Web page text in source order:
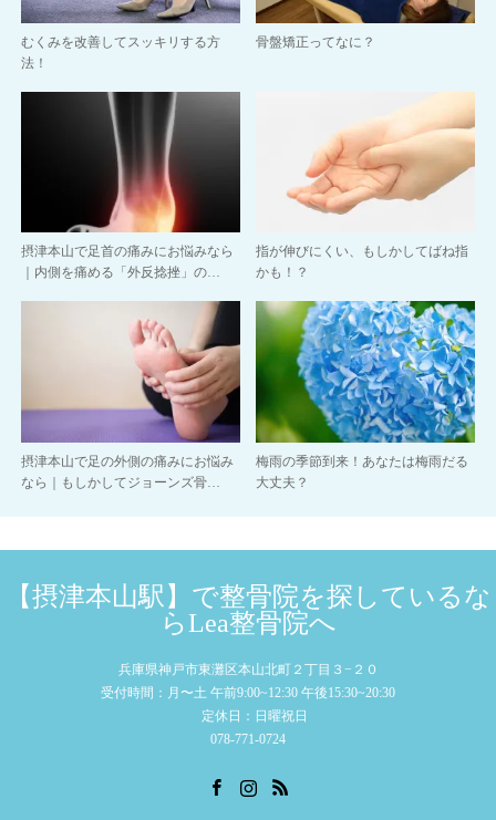
むくみを改善してスッキリする方
法！
骨盤矯正ってなに？
摂津本山で足首の痛みにお悩みなら
｜内側を痛める「外反捻挫」の…
指が伸びにくい、もしかしてばね指
かも！？
摂津本山で足の外側の痛みにお悩み
なら｜もしかしてジョーンズ骨…
梅雨の季節到来！あなたは梅雨だる
大丈夫？
【摂津本山駅】で整骨院を探しているな
らLea整骨院へ
兵庫県神戸市東灘区本山北町２丁目３−２０
受付時間：月〜土 午前9:00~12:30 午後15:30~20:30
定休日：日曜祝日
078-771-0724